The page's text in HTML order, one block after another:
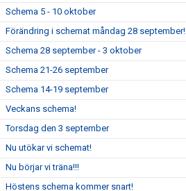
Schema 5 - 10 oktober
Förändring i schemat måndag 28 september!
Schema 28 september - 3 oktober
Schema 21-26 september
Schema 14-19 september
Veckans schema!
Torsdag den 3 september
Nu utökar vi schemat!
Nu börjar vi träna!!!
Höstens schema kommer snart!